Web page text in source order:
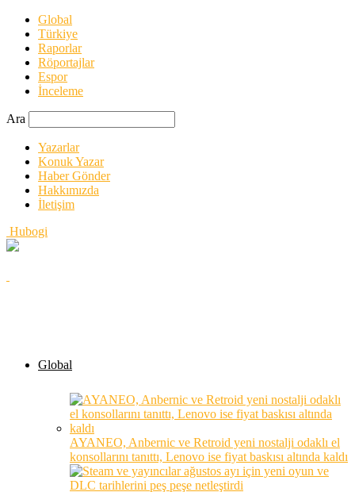
Global
Türkiye
Raporlar
Röportajlar
Espor
İnceleme
Ara
Yazarlar
Konuk Yazar
Haber Gönder
Hakkımızda
İletişim
Hubogi
Global
AYANEO, Anbernic ve Retroid yeni nostalji odaklı el
konsollarını tanıttı, Lenovo ise fiyat baskısı altında kaldı